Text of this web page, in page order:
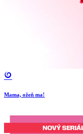
Mama, ožeň ma!